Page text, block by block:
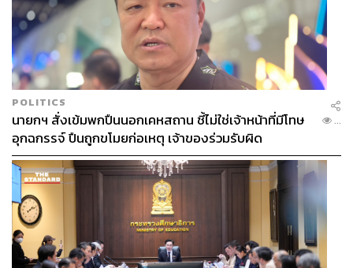
POLITICS
นายกฯ สั่งเข้มพกปืนนอกเคหสถาน ชี้ไม่ใช่เจ้าหน้าที่มีโทษ
อุกฉกรรจ์ ปืนถูกขโมยก่อเหตุ เจ้าของร่วมรับผิด
...